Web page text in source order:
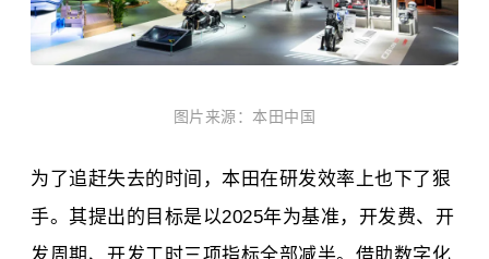
图片来源：本田中国
为了追赶失去的时间，本田在研发效率上也下了狠
手。其提出的目标是以2025年为基准，开发费、开
发周期、开发工时三项指标全部减半。借助数字化